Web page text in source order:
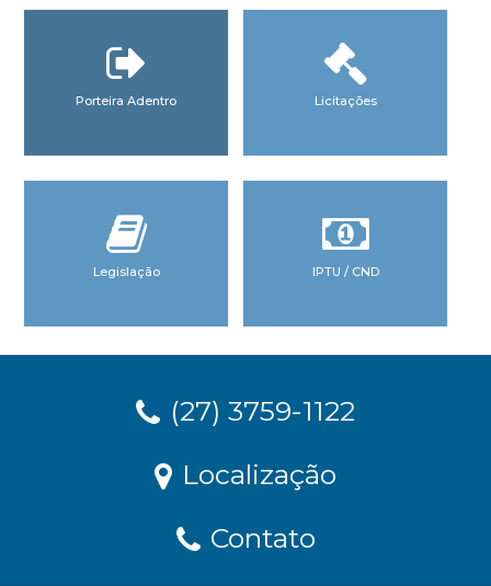
Porteira Adentro Licitações
Legislação IPTU / CND
(27) 3759-1122
Localização
Contato